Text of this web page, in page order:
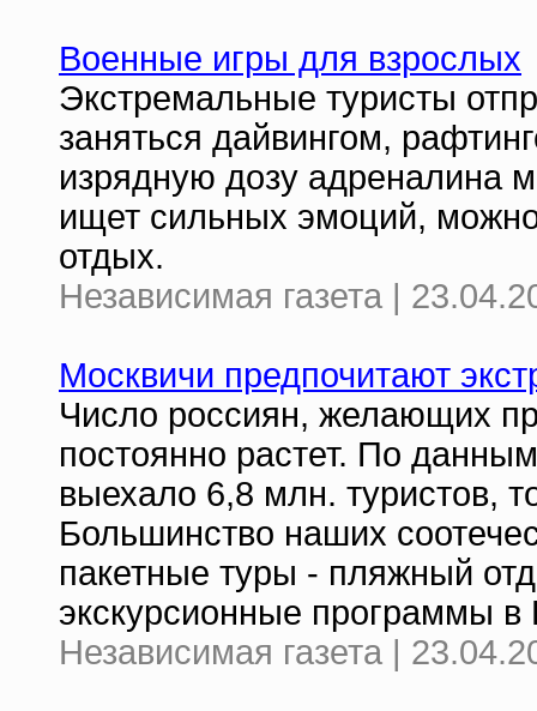
Военные игры для взрослых
Экстремальные туристы
заняться дайвингом,
изрядную дозу адреналина
ищет сильных эмоций,
отдых.
Независимая газета |
Москвичи предпочитают
Число россиян, желающих
постоянно растет. По
выехало 6,8 млн. туристов,
Большинство наших
пакетные туры - пляжный
экскурсионные программы в
Независимая газета |